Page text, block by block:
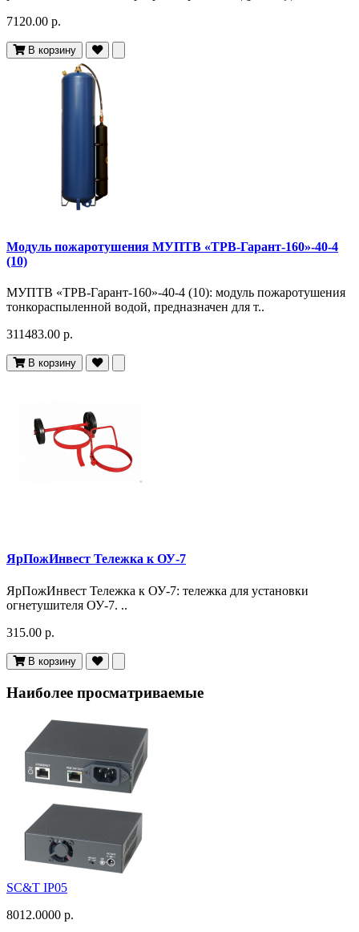
7120.00 р.
В корзину
Модуль пожаротушения МУПТВ «ТРВ-Гарант-160»-40-4
(10)
МУПТВ «ТРВ-Гарант-160»-40-4 (10): модуль пожаротушения
тонкораспыленной водой, предназначен для т..
311483.00 р.
В корзину
ЯрПожИнвест Тележка к ОУ-7
ЯрПожИнвест Тележка к ОУ-7: тележка для установки
огнетушителя ОУ-7. ..
315.00 р.
В корзину
Наиболее просматриваемые
SC&T IP05
8012.0000 р.